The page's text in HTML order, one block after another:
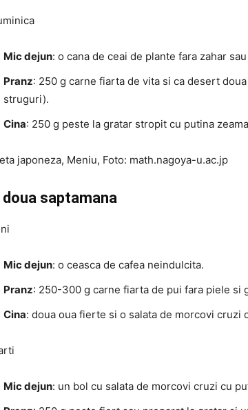
Mic dejun: o cana de ceai de plante fara zahar
Pranz: 250 g carne fiarta de vita si ca desert
struguri).
Cina: 250 g peste la gratar stropit cu putina
japoneza, Meniu, Foto: math.nagoya-u.ac.jp
doua saptamana
Mic dejun: o ceasca de cafea neindulcita.
Pranz: 250-300 g carne fiarta de pui fara piele si
Cina: doua oua fierte si o salata de morcovi cruzi
Mic dejun: un bol cu salata de morcovi cruzi cu